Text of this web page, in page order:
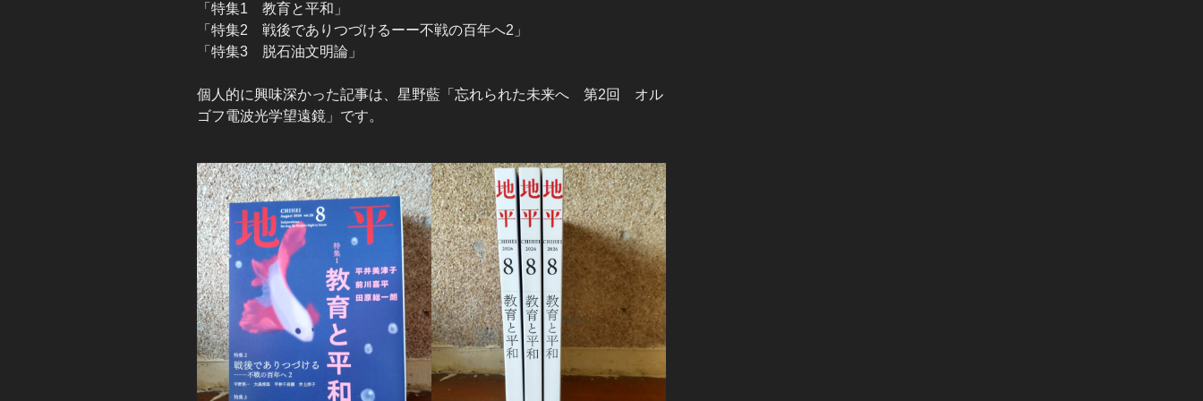
「特集1 教育と平和」
「特集2 戦後でありつづけるーー不戦の百年へ2」
「特集3 脱石油文明論」
個人的に興味深かった記事は、星野藍「忘れられた未来へ 第2回 オル
ゴフ電波光学望遠鏡」です。